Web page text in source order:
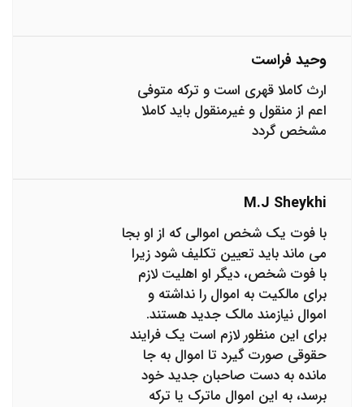
وحید فراست
ارث کاملا قهری است و ترکه متوفی
اعم از منقول و غیرمنقول باید کاملا
مشخص گردد
M.j Sheykhi
با فوت یک شخص اموالی که از او بجا
می ماند باید تعیین تکلیف شود زیرا
با فوت شخص، دیگر او اهلیت لازم
برای مالکیت به اموال را نداشته و
اموال نیازمند مالک جدید هستند.
برای این منظور لازم است یک فرایند
حقوقی صورت گیرد تا اموال به جا
مانده به دست صاحبان جدید خود
برسد، به این اموال ماترک یا ترکه